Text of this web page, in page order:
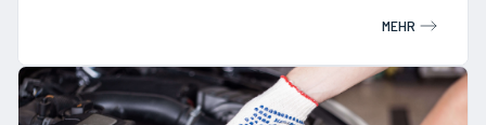
MEHR